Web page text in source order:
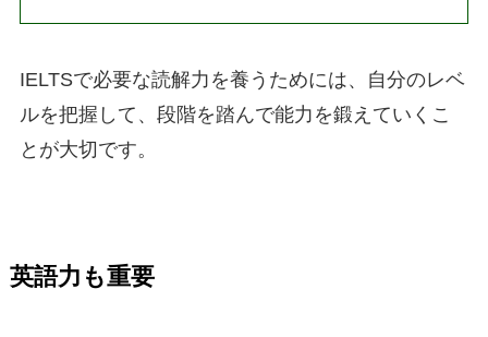
IELTSで必要な読解力を養うためには、自分のレベ
ルを把握して、段階を踏んで能力を鍛えていくこ
とが大切です。
英語力も重要